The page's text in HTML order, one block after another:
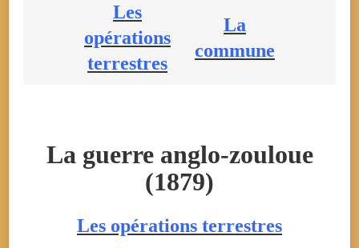
Les
opérations
terrestres
La
commune
La guerre anglo-zouloue
(1879)
Les opérations terrestres